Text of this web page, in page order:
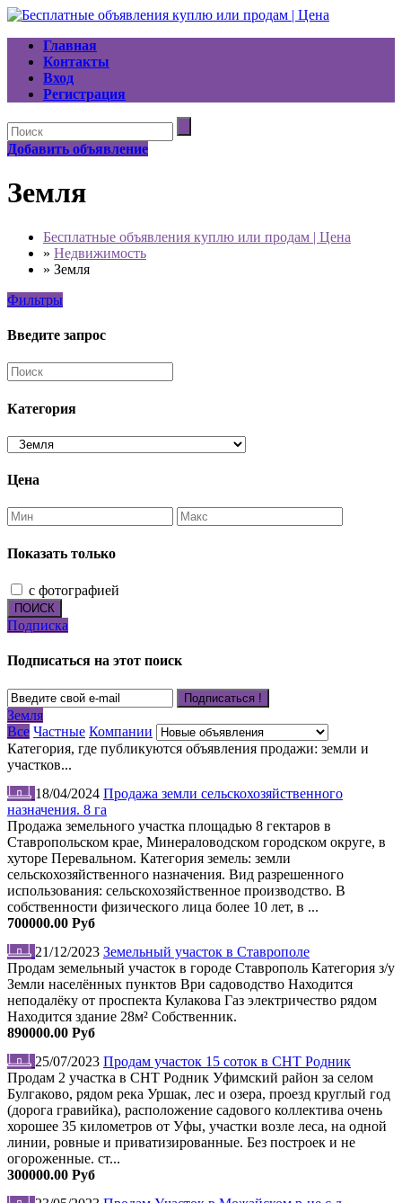
Главная
Контакты
Вход
Регистрация
Добавить объявление
Земля
Бесплатные объявления куплю или продам | Цена
» Недвижимость
» Земля
Фильтры
Введите запрос
Категория
Цена
Показать только
с фотографией
ПОИСК
Подписка
Подписаться на этот поиск
Подписаться !
Земля
Все Частные Компании
Категория, где публикуются объявления продажи: земли и
участков...
18/04/2024 Продажа земли сельскохозяйственного
назначения. 8 га
Продажа земельного участка площадью 8 гектаров в
Ставропольском крае, Минераловодском городском округе, в
хуторе Перевальном. Категория земель: земли
сельскохозяйственного назначения. Вид разрешенного
использования: сельскохозяйственное производство. В
собственности физического лица более 10 лет, в ...
700000.00 Руб
21/12/2023 Земельный участок в Ставрополе
Продам земельный участок в городе Ставрополь Категория з/у
Земли населённых пунктов Ври садоводство Находится
неподалёку от проспекта Кулакова Газ электричество рядом
Находится здание 28м² Собственник.
890000.00 Руб
25/07/2023 Продам участок 15 соток в СНТ Родник
Продам 2 участка в СНТ Родник Уфимский район за селом
Булгаково, рядом река Уршак, лес и озера, проезд круглый год
(дорога гравийка), расположение садового коллектива очень
хорошее 35 километров от Уфы, участки возле леса, на одной
линии, ровные и приватизированные. Без построек и не
огороженные. ст...
300000.00 Руб